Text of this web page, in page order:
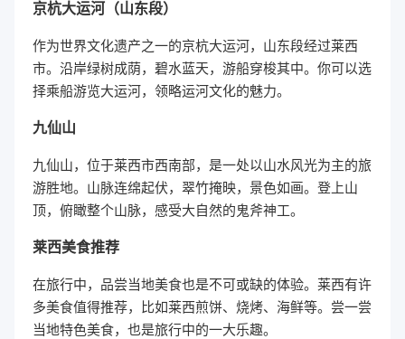
京杭大运河（山东段）
作为世界文化遗产之一的京杭大运河，山东段经过莱西
市。沿岸绿树成荫，碧水蓝天，游船穿梭其中。你可以选
择乘船游览大运河，领略运河文化的魅力。
九仙山
九仙山，位于莱西市西南部，是一处以山水风光为主的旅
游胜地。山脉连绵起伏，翠竹掩映，景色如画。登上山
顶，俯瞰整个山脉，感受大自然的鬼斧神工。
莱西美食推荐
在旅行中，品尝当地美食也是不可或缺的体验。莱西有许
多美食值得推荐，比如莱西煎饼、烧烤、海鲜等。尝一尝
当地特色美食，也是旅行中的一大乐趣。